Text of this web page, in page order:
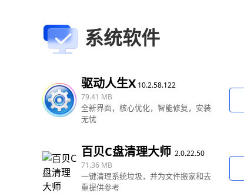
系统软件
驱动人生X 10.2.58.122
79.41 MB
全新界面，核心优化，智能修复，安装
无忧
百贝C盘清理大师 2.0.22.50
71.36 MB
一键清理系统垃圾，并为文件搬家和去
重提供参考